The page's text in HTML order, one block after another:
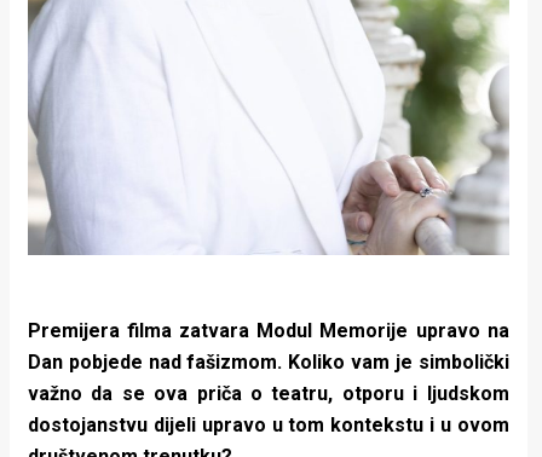
Premijera filma zatvara Modul Memorije upravo na
Dan pobjede nad fašizmom. Koliko vam je simbolički
važno da se ova priča o teatru, otporu i ljudskom
dostojanstvu dijeli upravo u tom kontekstu i u ovom